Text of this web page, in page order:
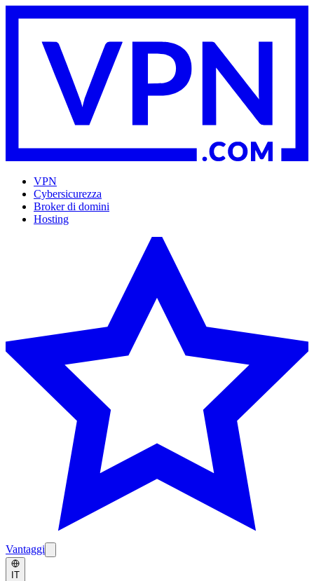
VPN
Cybersicurezza
Broker di domini
Hosting
Vantaggi
IT